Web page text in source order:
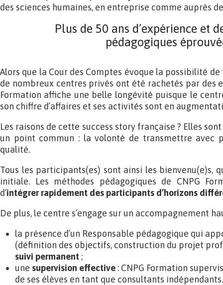
des sciences humaines, en entreprise comme auprès
Plus de 50 ans d’expérience et
pédagogiques
Alors que la Cour des Comptes évoque la possibilité de
de nombreux centres privés ont été rachetés par des
Formation affiche une belle longévité puisque le
son chiffre d’affaires et ses activités sont en
Les raisons de cette success story française ? Elles
un point commun : la volonté de transmettre avec
qualité.
Tous les participants(es) sont ainsi les bienvenu(e)s,
initiale. Les méthodes pédagogiques de CNPG
d’intégrer rapidement des participants d’horizons
De plus, le centre s’engage sur un accompagnement
la présence d’un Responsable pédagogique qui
(définition des objectifs, construction du projet
suivi permanent ;
une supervision effective : CNPG Formation
de ses élèves en tant que consultants